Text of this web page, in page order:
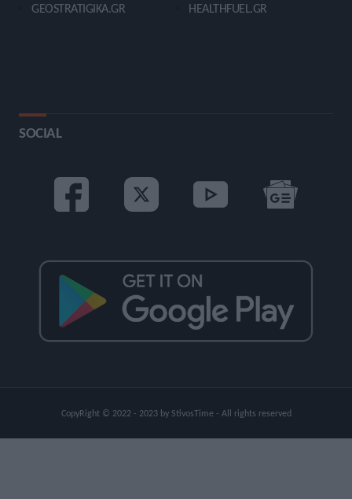
GEOSTRATIGIKA.GR
HEALTHFUEL.GR
SOCIAL
CopyRight © 2022 - 2023 by StivosTime - All rights reserved